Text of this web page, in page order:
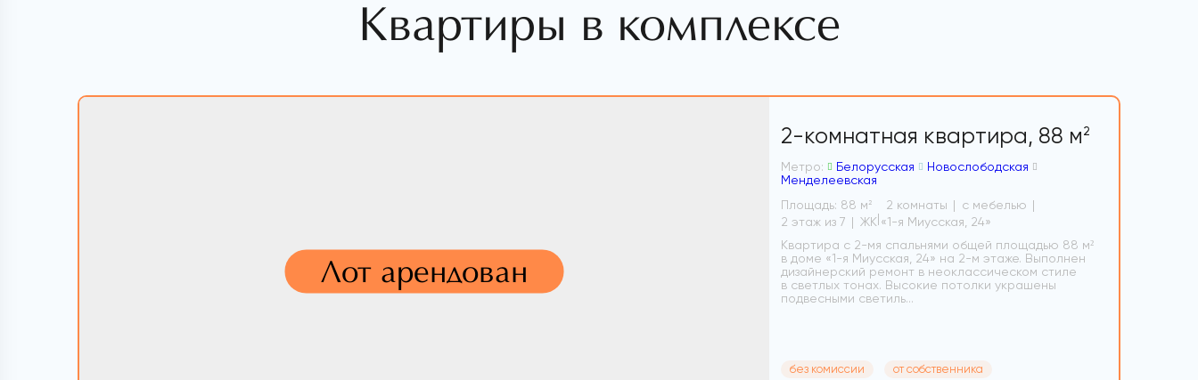
Квартиры в комплексе
Лот арендован
2-комнатная квартира, 88 м 2
Метро: Белорусская
Новослободская
Менделеевская
Площадь: 88 м 2 2 комнаты
с мебелью
2 этаж из 7
ЖК «1-я Миусская, 24»
Квартира с 2-мя спальнями общей площадью 88 м²
в доме «1-я Миусская, 24» на 2-м этаже. Выполнен
дизайнерский ремонт в неоклассическом стиле
в светлых тонах. Высокие потолки украшены
подвесными светиль...
без комиссии от собственника